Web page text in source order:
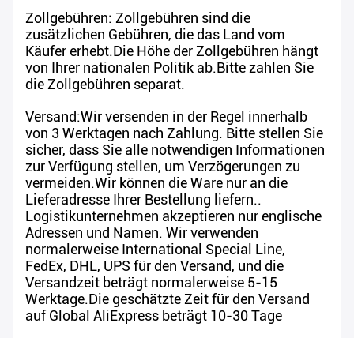
Zollgebühren: Zollgebühren sind die
zusätzlichen Gebühren, die das Land vom
Käufer erhebt.Die Höhe der Zollgebühren hängt
von Ihrer nationalen Politik ab.Bitte zahlen Sie
die Zollgebühren separat.
Versand:Wir versenden in der Regel innerhalb
von 3 Werktagen nach Zahlung. Bitte stellen Sie
sicher, dass Sie alle notwendigen Informationen
zur Verfügung stellen, um Verzögerungen zu
vermeiden.Wir können die Ware nur an die
Lieferadresse Ihrer Bestellung liefern..
Logistikunternehmen akzeptieren nur englische
Adressen und Namen. Wir verwenden
normalerweise International Special Line,
FedEx, DHL, UPS für den Versand, und die
Versandzeit beträgt normalerweise 5-15
Werktage.Die geschätzte Zeit für den Versand
auf Global AliExpress beträgt 10-30 Tage